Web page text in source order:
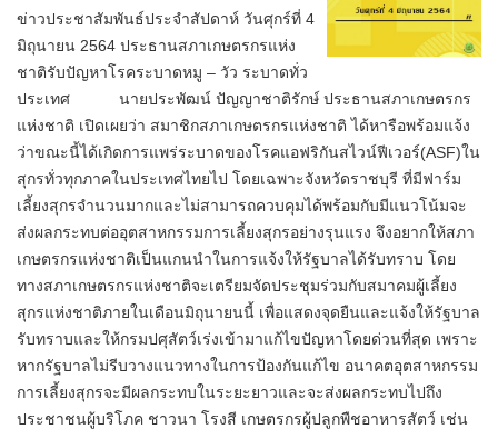
ข่าวประชาสัมพันธ์ประจำสัปดาห์ วันศุกร์ที่ 4
มิถุนายน 2564 ประธานสภาเกษตรกรแห่ง
ชาติรับปัญหาโรคระบาดหมู – วัว ระบาดทั่ว
ประเทศ นายประพัฒน์ ปัญญาชาติรักษ์ ประธานสภาเกษตรกร
แห่งชาติ เปิดเผยว่า สมาชิกสภาเกษตรกรแห่งชาติ ได้หารือพร้อมแจ้ง
ว่าขณะนี้ได้เกิดการแพร่ระบาดของโรคแอฟริกันสไวน์ฟีเวอร์(ASF)ใน
สุกรทั่วทุกภาคในประเทศไทยไป โดยเฉพาะจังหวัดราชบุรี ที่มีฟาร์ม
เลี้ยงสุกรจำนวนมากและไม่สามารถควบคุมได้พร้อมกับมีแนวโน้มจะ
ส่งผลกระทบต่ออุตสาหกรรมการเลี้ยงสุกรอย่างรุนแรง จึงอยากให้สภา
เกษตรกรแห่งชาติเป็นแกนนำในการแจ้งให้รัฐบาลได้รับทราบ โดย
ทางสภาเกษตรกรแห่งชาติจะเตรียมจัดประชุมร่วมกับสมาคมผู้เลี้ยง
สุกรแห่งชาติภายในเดือนมิถุนายนนี้ เพื่อแสดงจุดยืนและแจ้งให้รัฐบาล
รับทราบและให้กรมปศุสัตว์เร่งเข้ามาแก้ไขปัญหาโดยด่วนที่สุด เพราะ
หากรัฐบาลไม่รีบวางแนวทางในการป้องกันแก้ไข อนาคตอุตสาหกรรม
การเลี้ยงสุกรจะมีผลกระทบในระยะยาวและจะส่งผลกระทบไปถึง
ประชาชนผู้บริโภค ชาวนา โรงสี เกษตรกรผู้ปลูกพืชอาหารสัตว์ เช่น